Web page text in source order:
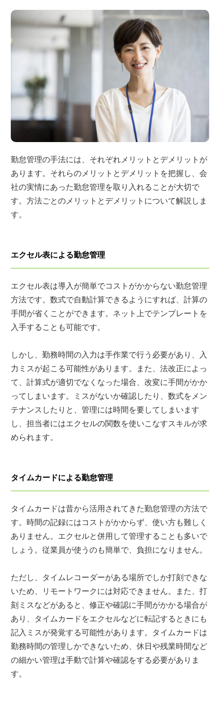
勤怠管理の手法には、それぞれメリットとデメリットが
あります。それらのメリットとデメリットを把握し、会
社の実情にあった勤怠管理を取り入れることが大切で
す。方法ごとのメリットとデメリットについて解説しま
す。
エクセル表による勤怠管理
エクセル表は導入が簡単でコストがかからない勤怠管理
方法です。数式で自動計算できるようにすれば、計算の
手間が省くことができます。ネット上でテンプレートを
入手することも可能です。
しかし、勤務時間の入力は手作業で行う必要があり、入
力ミスが起こる可能性があります。また、法改正によっ
て、計算式が適切でなくなった場合、改変に手間がかか
ってしまいます。ミスがないか確認したり、数式をメン
テナンスしたりと、管理には時間を要してしまいます
し、担当者にはエクセルの関数を使いこなすスキルが求
められます。
タイムカードによる勤怠管理
タイムカードは昔から活用されてきた勤怠管理の方法で
す。時間の記録にはコストがかからず、使い方も難しく
ありません。エクセルと併用して管理することも多いで
しょう。従業員が使うのも簡単で、負担になりません。
ただし、タイムレコーダーがある場所でしか打刻できな
いため、リモートワークには対応できません。また、打
刻ミスなどがあると、修正や確認に手間がかかる場合が
あり、タイムカードをエクセルなどに転記するときにも
記入ミスが発覚する可能性があります。タイムカードは
勤務時間の管理しかできないため、休日や残業時間など
の細かい管理は手動で計算や確認をする必要がありま
す。